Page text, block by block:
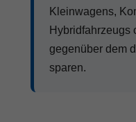
Kleinwagens,
Hybridfahrzeugs
gegenüber dem
sparen.